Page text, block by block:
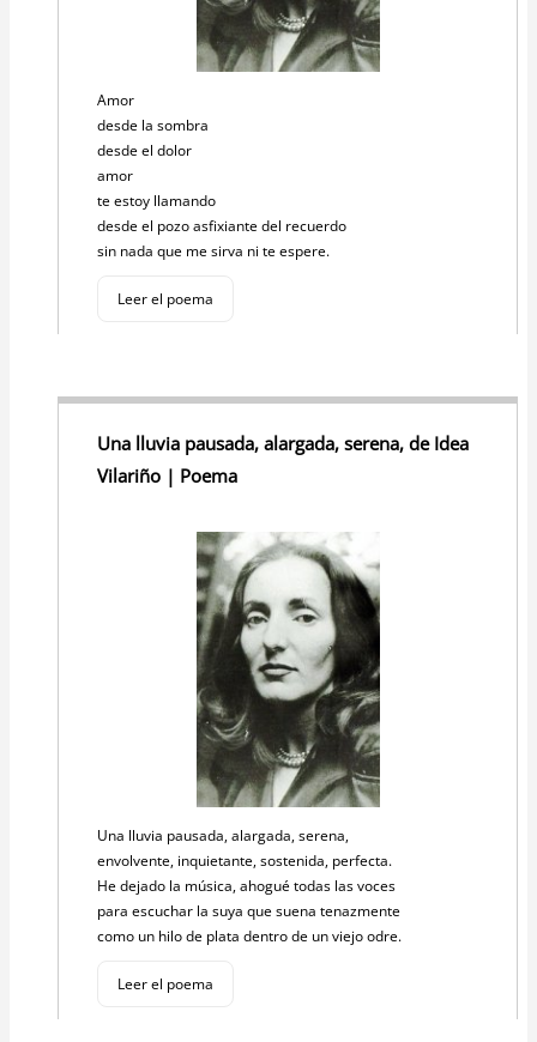
Amor
desde la sombra
desde el dolor
amor
te estoy llamando
desde el pozo asfixiante del recuerdo
sin nada que me sirva ni te espere.
Leer el poema
Una lluvia pausada, alargada, serena, de Idea
Vilariño | Poema
Una lluvia pausada, alargada, serena,
envolvente, inquietante, sostenida, perfecta.
He dejado la música, ahogué todas las voces
para escuchar la suya que suena tenazmente
como un hilo de plata dentro de un viejo odre.
Leer el poema